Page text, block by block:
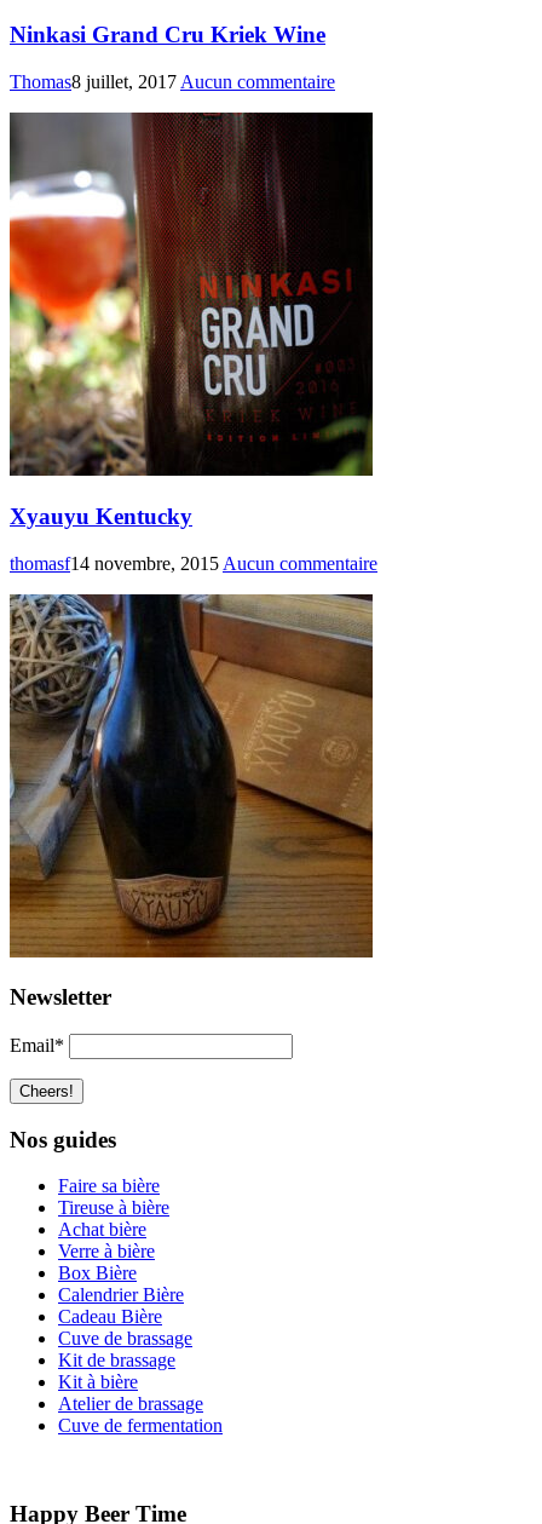
Ninkasi Grand Cru Kriek Wine
Thomas8 juillet, 2017 Aucun commentaire
Xyauyu Kentucky
thomasf14 novembre, 2015 Aucun commentaire
Newsletter
Email*
Nos guides
Faire sa bière
Tireuse à bière
Achat bière
Verre à bière
Box Bière
Calendrier Bière
Cadeau Bière
Cuve de brassage
Kit de brassage
Kit à bière
Atelier de brassage
Cuve de fermentation
Happy Beer Time